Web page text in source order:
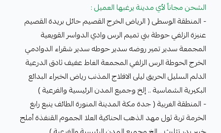
الشحن مجاناً لأي مدينة يرغبها العميل :
- المنطقة الوسطى ( الرياض الخرج القصيم حائل بريدة القصيم
عنيزة الزلفي حوطة بني تميم الرس وادي الدواسر القويعية
المجمعة سدير تمير روضه سدير حوطه سدير شقراء الدوادمي
الخرج الحوطة الرس الزلفي المجمعة الغاط عفيف ثادق الدرعية
الدلم السليل الحريق ليلى الافلاج المذنب رياض الخبراء البدائع
البكيرية الشماسية .. إلخ وجميع المدن الرئيسية والفرعية )
- المنطقة الغربية ( جدة مكة المدينة المنورة الطائف ينبع رابغ
الخرمة تربة ثول مهد الذهب الحناكية العلا الجموم القنفذة أملج